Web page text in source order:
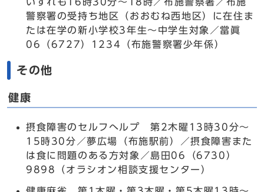
警察署の受持ち地区（おおむね西地区）に在住ま
たは在学の新小学校3年生～中学生対象／當眞
06（6727）1234（布施警察署少年係）
その他
健康
摂食障害のセルフへルプ 第2木曜13時30分～
15時30分／夢広場（布施駅前）／摂食障害また
は食に問題のある方対象／島田06（6730）
9898（オラシオン相談支援センター）